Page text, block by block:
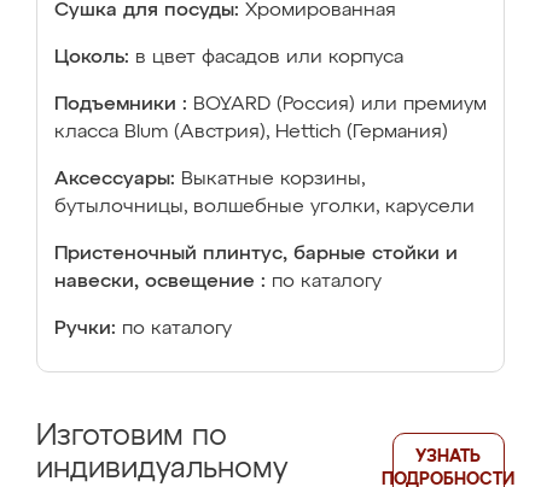
Сушка для посуды: Хромированная
Цоколь: в цвет фасадов или корпуса
Подъемники : BOYARD (Россия) или премиум
класса Blum (Австрия), Hettich (Германия)
Аксессуары: Выкатные корзины,
бутылочницы, волшебные уголки, карусели
Пристеночный плинтус, барные стойки и
навески, освещение : по каталогу
Ручки: по каталогу
Изготовим по
индивидуальному
УЗНАТЬ
ПОДРОБНОСТИ